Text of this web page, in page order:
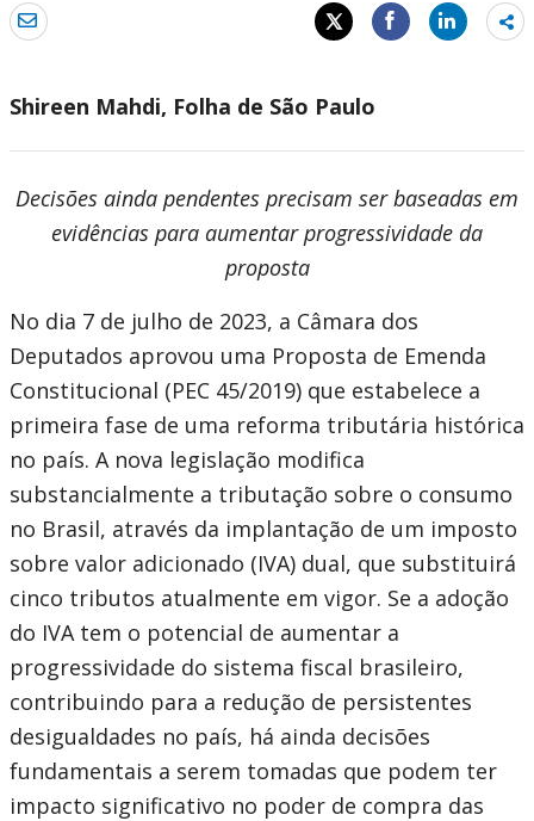
Shireen Mahdi, Folha de São Paulo
Decisões ainda pendentes precisam ser baseadas em
evidências para aumentar progressividade da
proposta
No dia 7 de julho de 2023, a Câmara dos
Deputados aprovou uma Proposta de Emenda
Constitucional (PEC 45/2019) que estabelece a
primeira fase de uma reforma tributária histórica
no país. A nova legislação modifica
substancialmente a tributação sobre o consumo
no Brasil, através da implantação de um imposto
sobre valor adicionado (IVA) dual, que substituirá
cinco tributos atualmente em vigor. Se a adoção
do IVA tem o potencial de aumentar a
progressividade do sistema fiscal brasileiro,
contribuindo para a redução de persistentes
desigualdades no país, há ainda decisões
fundamentais a serem tomadas que podem ter
impacto significativo no poder de compra das